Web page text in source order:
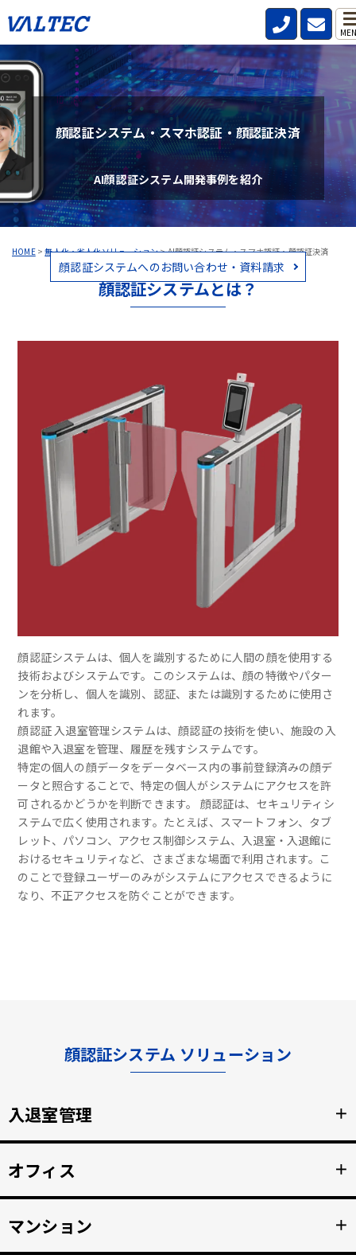
HOME>無人化・省人化ソリューション>AI顔認証システム・スマホ認証・顔認証決済
顔認証システム・スマホ認証・顔認証決済
AI顔認証システム開発事例を紹介
顔認証システムへのお問い合わせ・資料請求
顔認証システムとは？
顔認証システムは、個人を識別するために人間の顔を使用する
技術およびシステムです。このシステムは、顔の特徴やパター
ンを分析し、個人を識別、認証、または識別するために使用さ
れます。
顔認証 入退室管理システムは、顔認証の技術を使い、施設の入
退館や入退室を管理、履歴を残すシステムです。
特定の個人の顔データをデータベース内の事前登録済みの顔デ
ータと照合することで、特定の個人がシステムにアクセスを許
可されるかどうかを判断できます。 顔認証は、セキュリティシ
ステムで広く使用されます。たとえば、スマートフォン、タブ
レット、パソコン、アクセス制御システム、入退室・入退館に
おけるセキュリティなど、さまざまな場面で利用されます。こ
のことで登録ユーザーのみがシステムにアクセスできるように
なり、不正アクセスを防ぐことができます。
顔認証システム ソリューション
入退室管理 ＋
くし、紛失のリスクと再発行コストの削減。
詳細を見る >>
オフィス ＋
動勤怠管理。
詳細を見る >>
マンション ＋